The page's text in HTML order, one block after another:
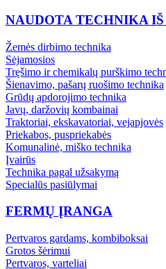
NAUDOTA TECHNIKA
Žemės dirbimo technika
Sėjamosios
Tręšimo ir chemikalų purškimo
Šienavimo, pašarų ruošimo technika
Grūdų apdorojimo technika
Javų, daržovių kombainai
Traktoriai, ekskavatoriai, vejapjovės
Priekabos, puspriekabės
Komunalinė, miško technika
Įvairūs
Technika pagal užsakymą
Specialūs pasiūlymai
FERMŲ ĮRANGA
Pertvaros gardams, kombiboksai
Grotos šėrimui
Pertvaros, varteliai